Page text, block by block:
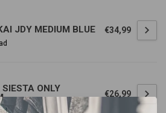
JDY MEDIUM BLUE €34,99
ONLY
€26,99